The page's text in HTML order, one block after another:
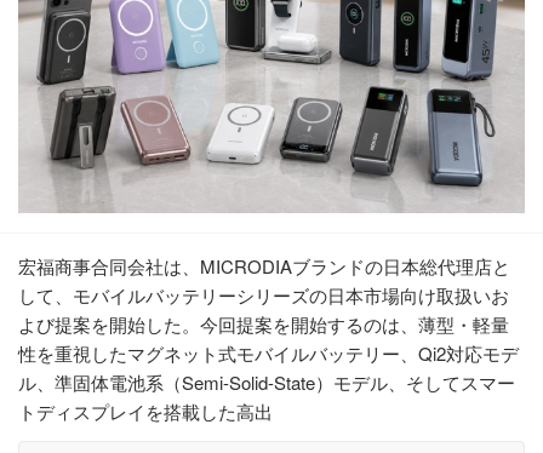
宏福商事合同会社は、MICRODIAブランドの日本総代理店と
して、モバイルバッテリーシリーズの日本市場向け取扱いお
よび提案を開始した。今回提案を開始するのは、薄型・軽量
性を重視したマグネット式モバイルバッテリー、Qi2対応モデ
ル、準固体電池系（Semi-Solid-State）モデル、そしてスマー
トディスプレイを搭載した高出